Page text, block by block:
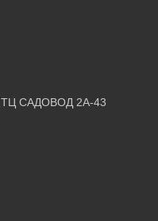
ТЦ САДОВОД 2А-43